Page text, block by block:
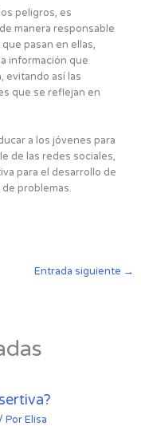
peligros, es
manera responsable
pasan en ellas,
información que
evitando así las
que se reflejan en
a los jóvenes para
de las redes sociales,
para el desarrollo de
problemas.
Entrada siguiente →
PorElisa